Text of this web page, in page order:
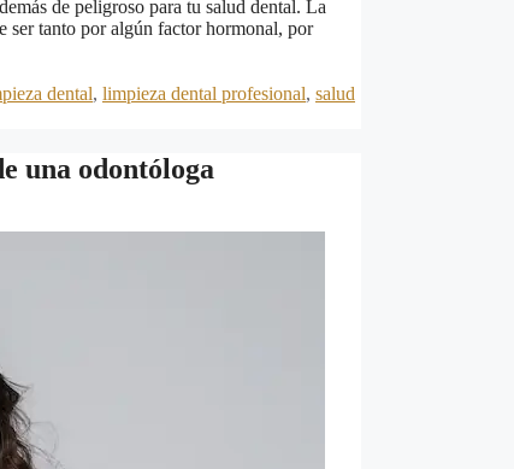
de peligroso para tu salud dental. La
ser tanto por algún factor hormonal, por
dental, limpieza dental profesional, salud
una odontóloga